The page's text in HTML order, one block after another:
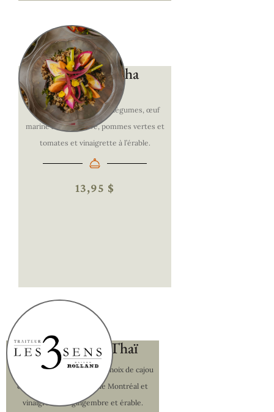
Salade Buddha
Quinoa
Bol Buddha au quinoa et légumes, œuf
mariné à la betterave, pommes vertes et
tomates et vinaigrette à l’érable.
13,95 $
Salade de Riz Thaï​
Salade de riz, légumes, tofu, noix de cajou
caramélisée aux épices de Montréal et
vinaigrette au gingembre et érable.